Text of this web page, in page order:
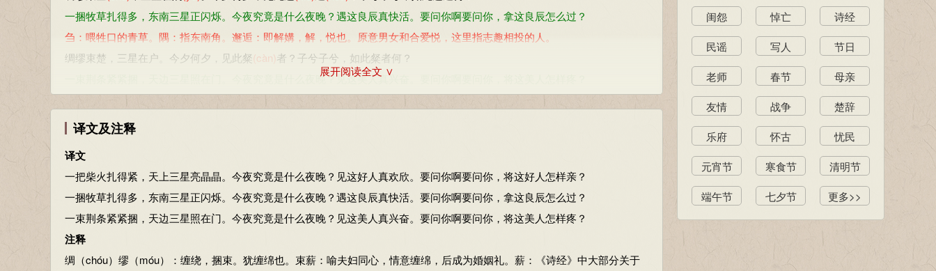
一捆牧草扎得多，东南三星正闪烁。今夜究竟是什么夜晚？遇这良辰真快活。要问你啊要问你，拿这良辰怎么过？
刍：喂牲口的青草。隅：指东南角。邂逅：即解媾，解，悦也。原意男女和合爱悦，这里指志趣相投的人。
绸缪束楚，三星在户。今夕何夕，见此粲 (càn)者？子兮子兮，如此粲者何？
一束荆条紧紧捆，天边三星照在门。今夜究竟是什么夜晚？见这美人真兴奋。要问你啊要问你，将这美人怎样疼？
楚：荆条。户：门。粲：漂亮的人，指新娘。
参考资料：
1、姜亮夫，先秦诗鉴赏辞典：上海辞书出版社，1998年12月版：227-228页
展开阅读全文 ∨
译文及注释
译文
一把柴火扎得紧，天上三星亮晶晶。今夜究竟是什么夜晚？见这好人真欢欣。要问你啊要问你，将这好人怎样亲？
一捆牧草扎得多，东南三星正闪烁。今夜究竟是什么夜晚？遇这良辰真快活。要问你啊要问你，拿这良辰怎么过？
一束荆条紧紧捆，天边三星照在门。今夜究竟是什么夜晚？见这美人真兴奋。要问你啊要问你，将这美人怎样疼？
注释
绸（chóu）缪（móu）：缠绕，捆束。犹缠绵也。束薪：喻夫妇同心，情意缠绵，后成为婚姻礼。薪：《诗经》中大部分关于
闺怨 悼亡 诗经
民谣 写人 节日
老师 春节 母亲
友情 战争 楚辞
乐府 怀古 忧民
元宵节 寒食节 清明节
端午节 七夕节 更多>>